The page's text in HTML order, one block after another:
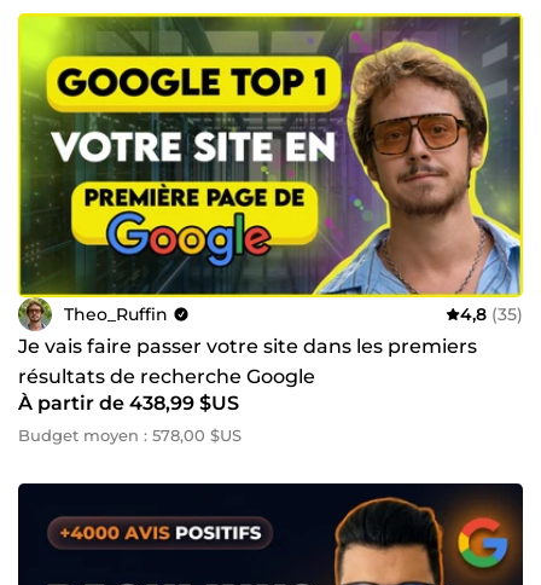
Theo_Ruffin 4,8 (35)
Je vais faire passer votre site dans les premiers
résultats de recherche Google
À partir de 438,99 $US
Budget moyen : 578,00 $US